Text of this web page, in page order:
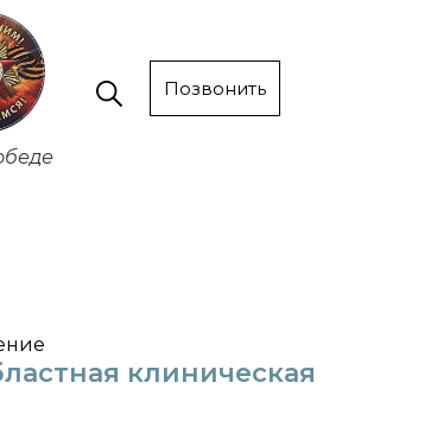
Позвонить
клиническая